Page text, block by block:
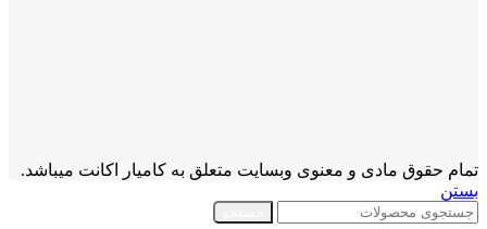
تمام حقوق مادی و معنوی وبسایت متعلق به کامیار اکانت میباشد.
بستن